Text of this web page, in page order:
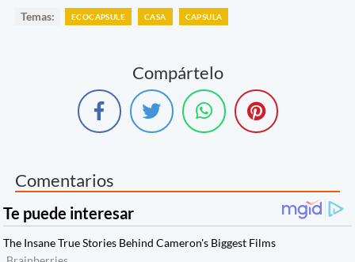
Temas: ECOCAPSULE CASA CAPSULA
Compártelo
Comentarios